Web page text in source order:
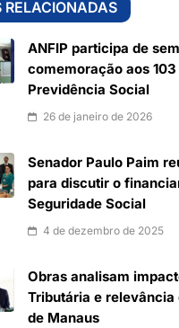
RELACIONADAS
ANFIP participa de
comemoração aos 103
Previdência Social
26 de janeiro de 2026
Senador Paulo Paim
para discutir o
Seguridade Social
4 de dezembro de 2025
Obras analisam
Tributária e relevância
de Manaus